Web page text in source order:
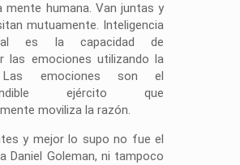
mente humana. Van juntas y
mutuamente. Inteligencia
es la capacidad de
las emociones utilizando la
Las emociones son el
ejército que
moviliza la razón.
y mejor lo supo no fue el
Daniel Goleman, ni tampoco